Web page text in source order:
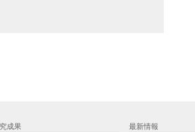
成果
最新情報